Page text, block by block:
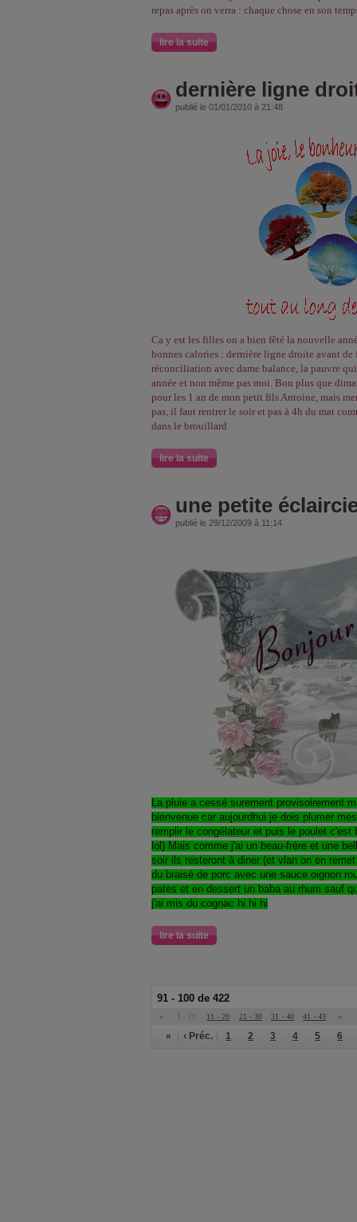
repas après on verra : chaque chose en son
lire la suite
dernière ligne
publié le 01/01/2010 à 21:48
Ca y est les filles on a bien fêté la nouvelle
bonnes calories : dernière ligne droite avant
réconciliation avec dame balance, la pauvre
année et non même pas moi. Bon plus que
pour les 1 an de mon petit fils Antoine, mais
pas, il faut rentrer le soir et pas à 4h du mat
dans le brouillard
lire la suite
une petite
publié le 29/12/2009 à 11:14
La pluie a cessé surement provisoirement
bienvenue car aujourdhui je dois plumer
remplir le congélateur et puis le poulet c'est
lol) Mais comme j'ai un beau-frère et une
soir ils resteront à diner (et vlan on en
du braisé de porc avec une sauce oignon
pates et en dessert un baba au rhum sauf
j'ai mis du cognac hi hi hi
lire la suite
91 - 100 de 422
« 1 - 10 11 - 20 21 - 30 31 - 40 41 - 43 »
« ‹ Préc. 1 2 3 4 5 6